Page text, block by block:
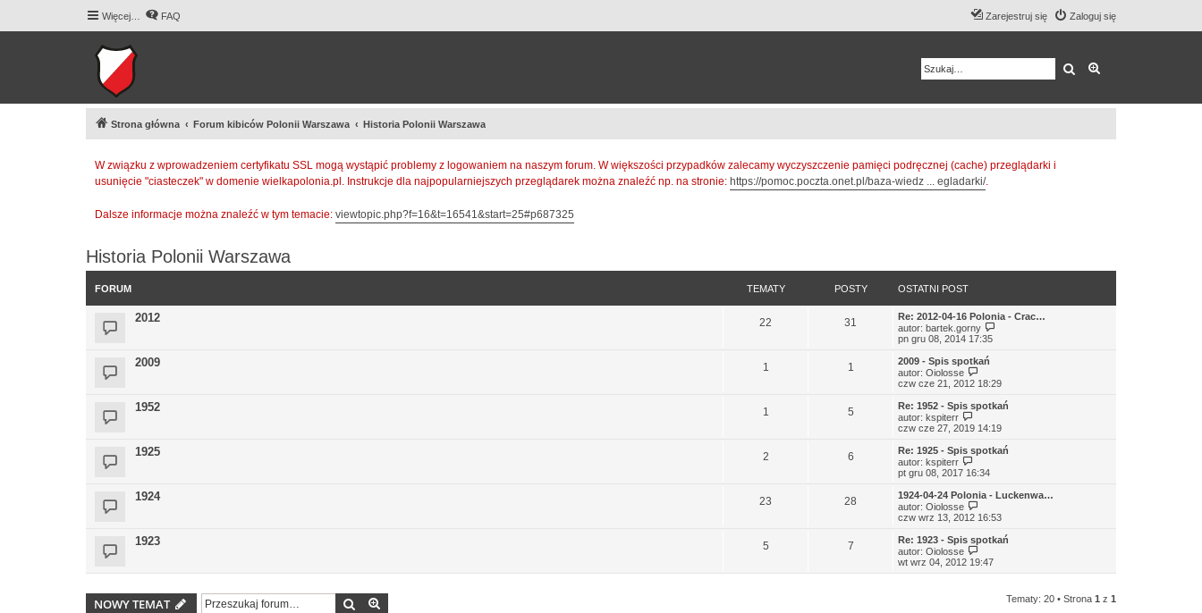
Więcej… FAQ Zaloguj się
Zarejestruj się
Szukaj
Strona główna Forum kibiców Polonii Warszawa Historia Polonii Warszawa
W związku z wprowadzeniem certyfikatu SSL mogą wystąpić problemy z logowaniem na naszym forum. W większości przypadków zalecamy wyczyszczenie pamięci podręcznej (cache) przeglądarki i
usunięcie "ciasteczek" w domenie wielkapolonia.pl. Instrukcje dla najpopularniejszych przeglądarek można znaleźć np. na stronie: https://pomoc.poczta.onet.pl/baza-wiedz ... egladarki/.
Dalsze informacje można znaleźć w tym temacie: viewtopic.php?f=16&t=16541&start=25#p687325
Historia Polonii Warszawa
FORUM TEMATY POSTY OSTATNI POST
2012 22 31
Re: 2012-04-16 Polonia - Crac…
autor: bartek.gorny
e
t
n
a
j
o
y
o
t
pn gru 08, 2014 17:35
2009 1 1
2009 - Spis spotkań
autor: Oiolosse
y
w
e
t
n
a
j
o
s
y
o
s
czw cze 21, 2012 18:29
1952 1 5
Re: 1952 - Spis spotkań
autor: kspiterr
y
w
i
e
t
n
a
j
o
w
s
z
czw cze 27, 2019 14:19
1925 2 6
Re: 1925 - Spis spotkań
autor: kspiterr
y
w
i
e
t
n
a
j
pt gru 08, 2017 16:34
1924 23 28
1924-04-24 Polonia - Luckenwa…
autor: Oiolosse
y
w
e
t
czw wrz 13, 2012 16:53
1923 5 7
Re: 1923 - Spis spotkań
autor: Oiolosse
y
wt wrz 04, 2012 19:47
NOWY TEMAT Szukaj Tematy: 20 • Strona 1 z 1